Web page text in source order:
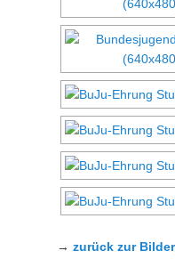
→ zurück zur